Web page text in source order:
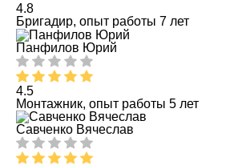
4.8
Бригадир, опыт работы 7 лет
Панфилов Юрий
4.5
Монтажник, опыт работы 5 лет
Савченко Вячеслав